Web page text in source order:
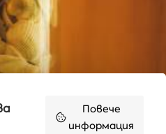
Повече
информация